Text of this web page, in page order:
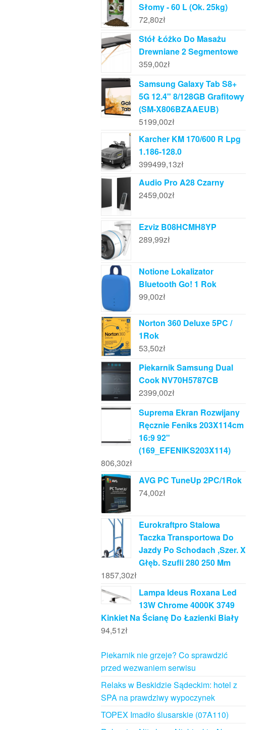
Słomy - 60 L (Ok. 25kg)
72,80zł
Stół Łóżko Do Masażu
Drewniane 2 Segmentowe
359,00zł
Samsung Galaxy Tab S8+
5G 12.4" 8/128GB Grafitowy
(SM-X806BZAAEUB)
5199,00zł
Karcher KM 170/600 R Lpg
1.186-128.0
399499,13zł
Audio Pro A28 Czarny
2459,00zł
Ezviz B08HCMH8YP
289,99zł
Notione Lokalizator
Bluetooth Go! 1 Rok
99,00zł
Norton 360 Deluxe 5PC /
1Rok
53,50zł
Piekarnik Samsung Dual
Cook NV70H5787CB
2399,00zł
Suprema Ekran Rozwijany
Ręcznie Feniks 203X114cm
16:9 92"
(169_EFENIKS203X114)
806,30zł
AVG PC TuneUp 2PC/1Rok
74,00zł
Eurokraftpro Stalowa
Taczka Transportowa Do
Jazdy Po Schodach ,Szer. X
Głęb. Szufli 280 250 Mm
1857,30zł
Lampa Ideus Roxana Led
13W Chrome 4000K 3749
Kinkiet Na Ścianę Do Łazienki Biały
94,51zł
Piekarnik nie grzeje? Co sprawdzić
przed wezwaniem serwisu
Relaks w Beskidzie Sądeckim: hotel z
SPA na prawdziwy wypoczynek
TOPEX Imadło ślusarskie (07A110)